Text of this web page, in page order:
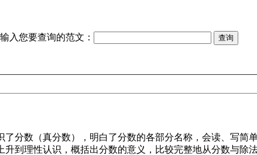
入您要查询的范文：
分数（真分数），明白了分数的各部分名称，会读、写简
到理性认识，概括出分数的意义，比较完整地从分数与除